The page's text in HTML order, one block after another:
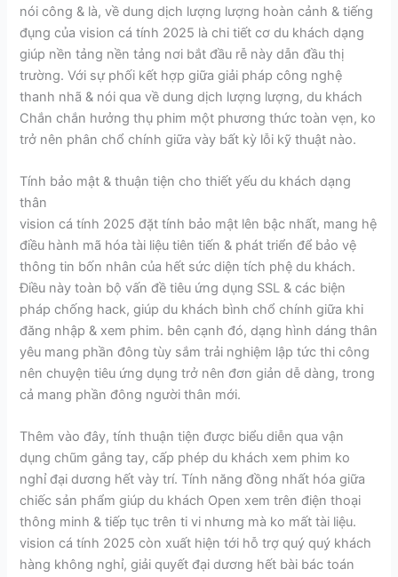
nói công & là, về dung dịch lượng lượng hoàn cảnh & tiếng
đụng của vision cá tính 2025 là chi tiết cơ du khách dạng
giúp nền tảng nền tảng nơi bắt đầu rễ này dẫn đầu thị
trường. Với sự phối kết hợp giữa giải pháp công nghệ
thanh nhã & nói qua về dung dịch lượng lượng, du khách
Chắn chắn hưởng thụ phim một phương thức toàn vẹn, ko
trở nên phân chổ chính giữa vày bất kỳ lỗi kỹ thuật nào.
Tính bảo mật & thuận tiện cho thiết yếu du khách dạng
thân
vision cá tính 2025 đặt tính bảo mật lên bậc nhất, mang hệ
điều hành mã hóa tài liệu tiên tiến & phát triển để bảo vệ
thông tin bốn nhân của hết sức diện tích phệ du khách.
Điều này toàn bộ vấn đề tiêu ứng dụng SSL & các biện
pháp chống hack, giúp du khách bình chổ chính giữa khi
đăng nhập & xem phim. bên cạnh đó, dạng hình dáng thân
yêu mang phần đông tùy sắm trải nghiệm lập tức thi công
nên chuyện tiêu ứng dụng trở nên đơn giản dễ dàng, trong
cả mang phần đông người thân mới.
Thêm vào đây, tính thuận tiện được biểu diễn qua vận
dụng chũm gắng tay, cấp phép du khách xem phim ko
nghỉ đại dương hết vày trí. Tính năng đồng nhất hóa giữa
chiếc sản phẩm giúp du khách Open xem trên điện thoại
thông minh & tiếp tục trên ti vi nhưng mà ko mất tài liệu.
vision cá tính 2025 còn xuất hiện tới hỗ trợ quý quý khách
hàng không nghỉ, giải quyết đại dương hết bài bác toán